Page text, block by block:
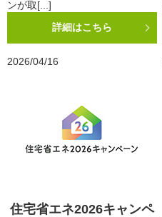
ンが取[...]
詳細はこちら
2026/04/16
住宅省エネ2026キャンペ